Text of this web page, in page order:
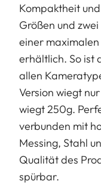
Kompaktheit
Größen und
einer maximalen
erhältlich. So ist
allen
Version wiegt
wiegt 250g.
verbunden mit
Messing, Stahl
Qualität des
spürbar.